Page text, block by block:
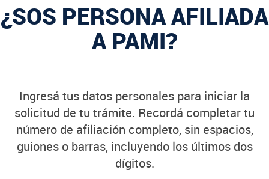
¿SOS PERSONA AFILIADA
A PAMI?
Ingresá tus datos personales para iniciar la
solicitud de tu trámite. Recordá completar tu
número de afiliación completo, sin espacios,
guiones o barras, incluyendo los últimos dos
dígitos.